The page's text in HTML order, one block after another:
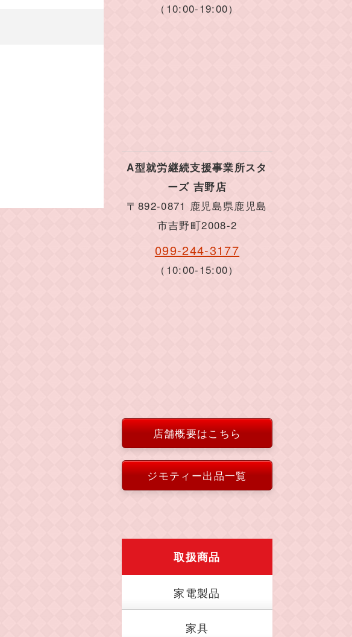
（10:00-19:00）
A型就労継続支援事業所スタ
ーズ 吉野店
〒892-0871 鹿児島県鹿児島
市吉野町2008-2
099-244-3177
（10:00-15:00）
店舗概要はこちら
ジモティー出品一覧
取扱商品
家電製品
家具